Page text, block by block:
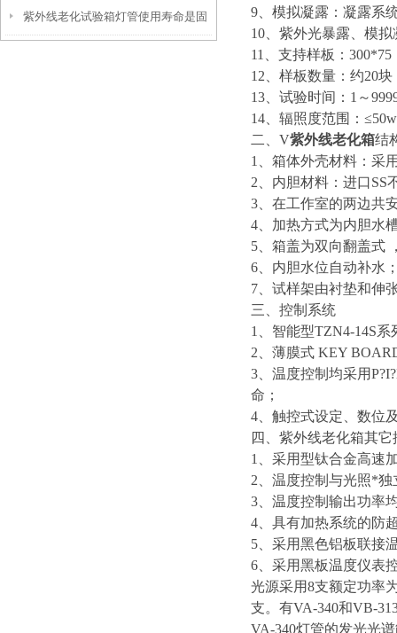
用勤卓紫外线老化试验箱的原因
紫外线老化试验箱灯管使用寿命是固
9、模拟凝露：凝露系
10、紫外光暴露、模
11、支持样板：300*75
12、样板数量：约20块
13、试验时间：1～
14、辐照度范围：
二、V紫外线老化箱结
1、箱体外壳材料：采
2、内胆材料：进口SS
3、在工作室的两边共
4、加热方式为内胆水
5、箱盖为双向翻盖式
6、内胆水位自动补水
7、试样架由衬垫和伸
三、控制系统
1、智能型TZN4-14S
2、薄膜式 KEY
3、温度控制均采用
命；
4、触控式设定、数位
四、紫外线老化箱其它
1、采用型钛合金高速
2、温度控制与光照*独
3、温度控制输出功率
4、具有加热系统的防
5、采用黑色铝板联接
6、采用黑板温度仪表
光源采用8支额定功率
支。有VA-340和VB-
VA-340灯管的发光光